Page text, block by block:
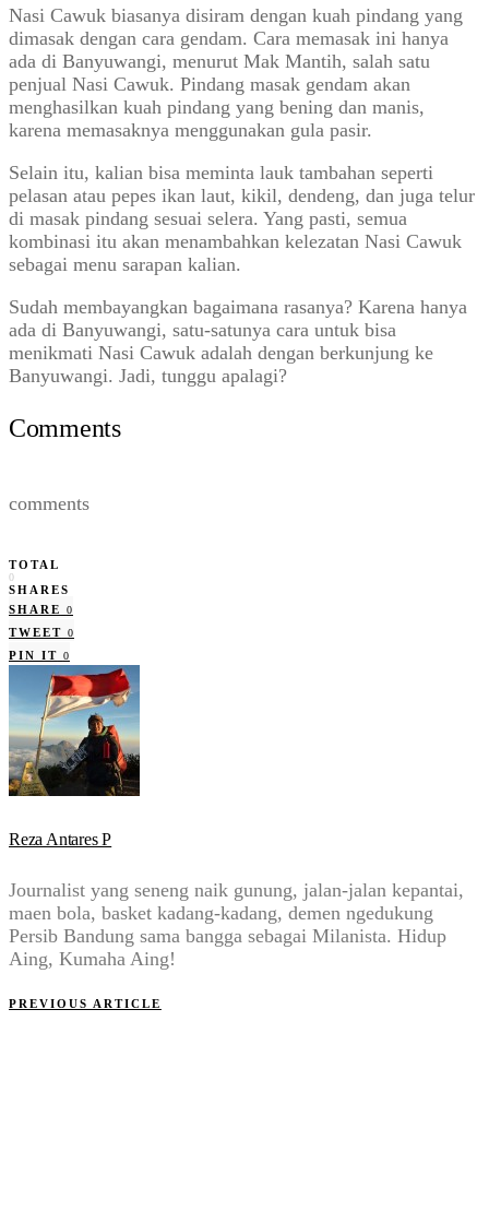
Nasi Cawuk biasanya disiram dengan kuah pindang yang
dimasak dengan cara gendam. Cara memasak ini hanya
ada di Banyuwangi, menurut Mak Mantih, salah satu
penjual Nasi Cawuk. Pindang masak gendam akan
menghasilkan kuah pindang yang bening dan manis,
karena memasaknya menggunakan gula pasir.
Selain itu, kalian bisa meminta lauk tambahan seperti
pelasan atau pepes ikan laut, kikil, dendeng, dan juga telur
di masak pindang sesuai selera. Yang pasti, semua
kombinasi itu akan menambahkan kelezatan Nasi Cawuk
sebagai menu sarapan kalian.
Sudah membayangkan bagaimana rasanya? Karena hanya
ada di Banyuwangi, satu-satunya cara untuk bisa
menikmati Nasi Cawuk adalah dengan berkunjung ke
Banyuwangi. Jadi, tunggu apalagi?
Comments
comments
TOTAL
0
SHARES
SHARE
0
TWEET 0
PIN IT 0
Reza Antares P
Journalist yang seneng naik gunung, jalan-jalan kepantai,
maen bola, basket kadang-kadang, demen ngedukung
Persib Bandung sama bangga sebagai Milanista. Hidup
Aing, Kumaha Aing!
PREVIOUS ARTICLE